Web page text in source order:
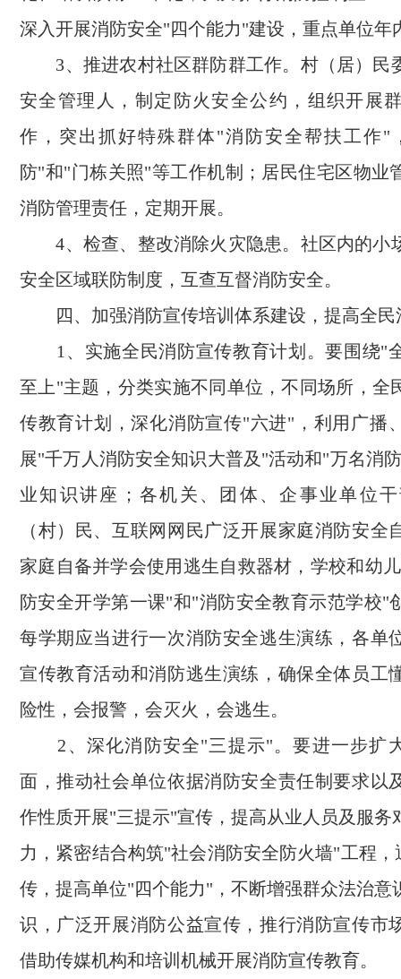
深入开展消防安全"四个能力"建设，重点单位年
3、推进农村社区群防群工作。村（居）民
安全管理人，制定防火安全公约，组织开展
作，突出抓好特殊群体"消防安全帮扶工作"
防"和"门栋关照"等工作机制；居民住宅区物业
消防管理责任，定期开展。
4、检查、整改消除火灾隐患。社区内的小
安全区域联防制度，互查互督消防安全。
四、加强消防宣传培训体系建设，提高全民
1、实施全民消防宣传教育计划。要围绕"
至上"主题，分类实施不同单位，不同场所，全
传教育计划，深化消防宣传"六进"，利用广播
展"千万人消防安全知识大普及"活动和"万名消
业知识讲座；各机关、团体、企事业单位
（村）民、互联网网民广泛开展家庭消防安全
家庭自备并学会使用逃生自救器材，学校和幼
防安全开学第一课"和"消防安全教育示范学校"
每学期应当进行一次消防安全逃生演练，各单
宣传教育活动和消防逃生演练，确保全体员工
险性，会报警，会灭火，会逃生。
2、深化消防安全"三提示"。要进一步扩
面，推动社会单位依据消防安全责任制要求以
作性质开展"三提示"宣传，提高从业人员及服务
力，紧密结合构筑"社会消防安全防火墙"工程
传，提高单位"四个能力"，不断增强群众法治意
识，广泛开展消防公益宣传，推行消防宣传市
借助传媒机构和培训机械开展消防宣传教育。